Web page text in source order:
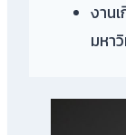
งาน
มหา